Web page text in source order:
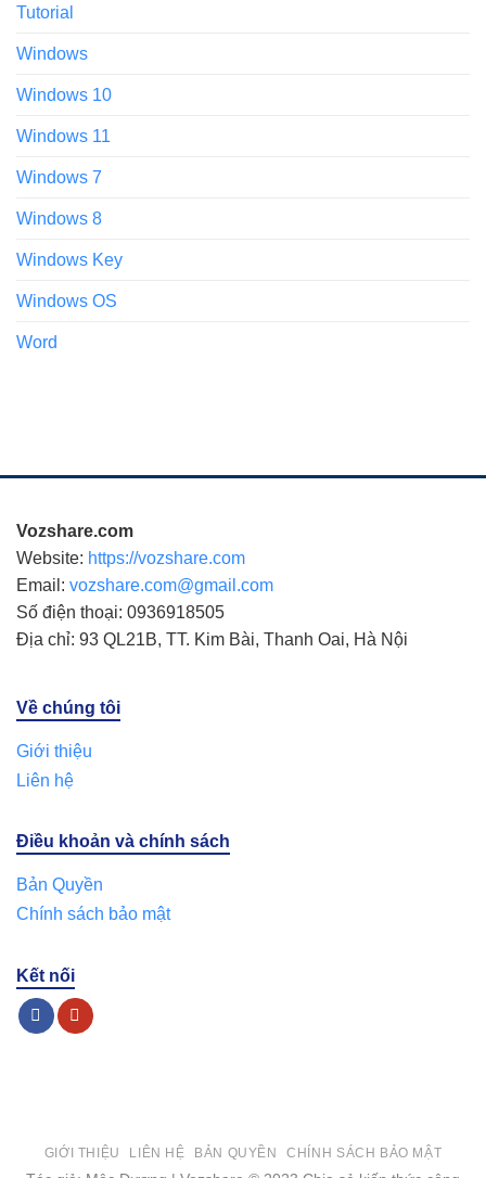
Tutorial
Windows
Windows 10
Windows 11
Windows 7
Windows 8
Windows Key
Windows OS
Word
Vozshare.com
Website: https://vozshare.com
Email: vozshare.com@gmail.com
Số điện thoại: 0936918505
Địa chỉ: 93 QL21B, TT. Kim Bài, Thanh Oai, Hà Nội
Về chúng tôi
Giới thiệu
Liên hệ
Điều khoản và chính sách
Bản Quyền
Chính sách bảo mật
Kết nối
GIỚI THIỆU LIÊN HỆ BẢN QUYỀN CHÍNH SÁCH BẢO MẬT